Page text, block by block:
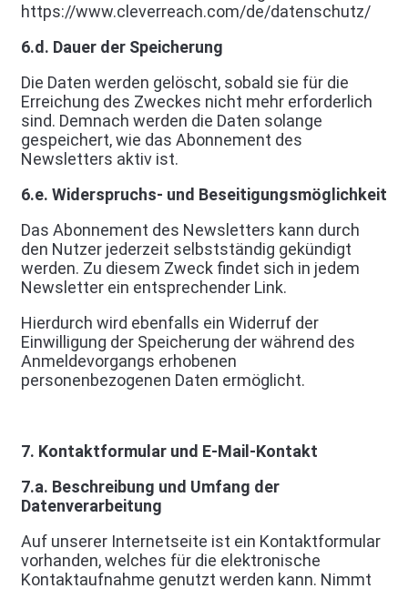
https://www.cleverreach.com/de/datenschutz/
6.d. Dauer der Speicherung
Die Daten werden gelöscht, sobald sie für die
Erreichung des Zweckes nicht mehr erforderlich
sind. Demnach werden die Daten solange
gespeichert, wie das Abonnement des
Newsletters aktiv ist.
6.e. Widerspruchs- und Beseitigungsmöglichkeit
Das Abonnement des Newsletters kann durch
den Nutzer jederzeit selbstständig gekündigt
werden. Zu diesem Zweck findet sich in jedem
Newsletter ein entsprechender Link.
Hierdurch wird ebenfalls ein Widerruf der
Einwilligung der Speicherung der während des
Anmeldevorgangs erhobenen
personenbezogenen Daten ermöglicht.
7. Kontaktformular und E-Mail-Kontakt
7.a. Beschreibung und Umfang der
Datenverarbeitung
Auf unserer Internetseite ist ein Kontaktformular
vorhanden, welches für die elektronische
Kontaktaufnahme genutzt werden kann. Nimmt